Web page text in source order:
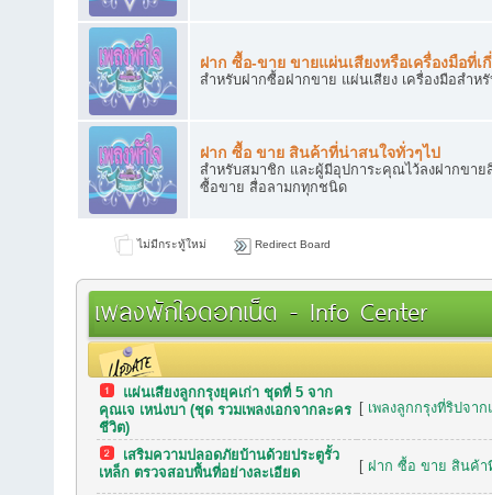
ฝาก ซื้อ-ขาย ขายแผ่นเสียงหรือเครื่องมือที่เ
สำหรับฝากซื้อฝากขาย แผ่นเสียง เครื่องมือสำหรั
ฝาก ซื้อ ขาย สินค้าที่น่าสนใจทั่วๆไป
สำหรับสมาชิก และผู้มีอุปการะคุณไว้ลงฝากขา
ซื้อขาย สื่อลามกทุกชนิด
ไม่มีกระทู้ใหม่ Redirect Board
เพลงพักใจดอทเน็ต - Info Center
กระทู้เมื่อเร็วๆ นี้
แผ่นเสียงลูกกรุงยุคเก่า ชุดที่ 5 จาก
คุณเจ เหน่งบา (ชุด รวมเพลงเอกจากละคร
ชีวิต)
[ เพลงลูกกรุงที่ริปจาก
เสริมความปลอดภัยบ้านด้วยประตูรั้ว
เหล็ก ตรวจสอบพื้นที่อย่างละเอียด
[ ฝาก ซื้อ ขาย สินค้า